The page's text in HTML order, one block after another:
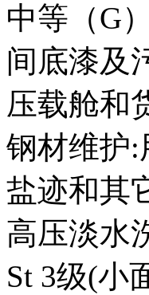
中等（G
间底漆及
压载舱和
钢材维护:
盐迹和其
高压淡水
St 3级(小